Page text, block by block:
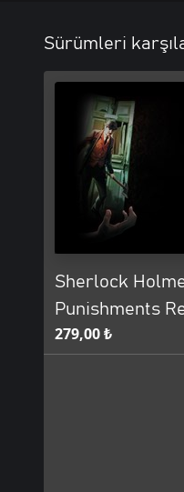
Sürümleri
Sherlock
Punishments
279,00 ₺